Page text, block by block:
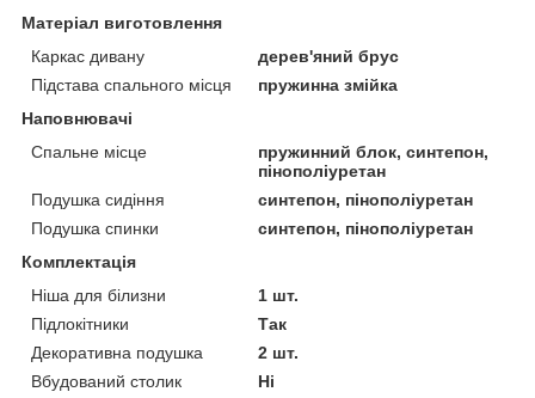
Матеріал виготовлення
Каркас дивану
дерев'яний брус
Підстава спального місця
пружинна змійка
Наповнювачі
Спальне місце
пружинний блок, синтепон,
пінополіуретан
Подушка сидіння
синтепон, пінополіуретан
Подушка спинки
синтепон, пінополіуретан
Комплектація
Ніша для білизни
1 шт.
Підлокітники
Так
Декоративна подушка
2 шт.
Вбудований столик
Ні